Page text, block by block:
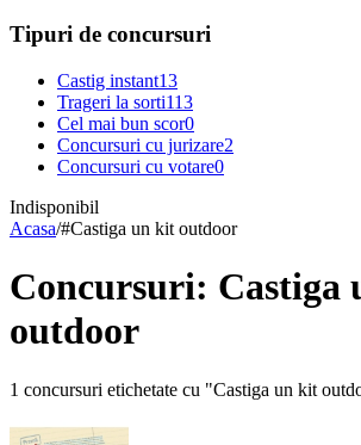
Tipuri de concursuri
Castig instant13
Trageri la sorti113
Cel mai bun scor0
Concursuri cu jurizare2
Concursuri cu votare0
Indisponibil
Acasa/#Castiga un kit outdoor
Concursuri: Castiga
outdoor
1 concursuri etichetate cu "Castiga un kit